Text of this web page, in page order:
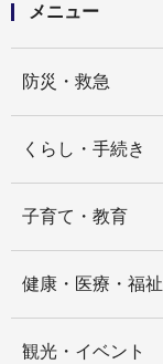
メニュー
防災・救急
くらし・手続き
子育て・教育
健康・医療・福祉
観光・イベント